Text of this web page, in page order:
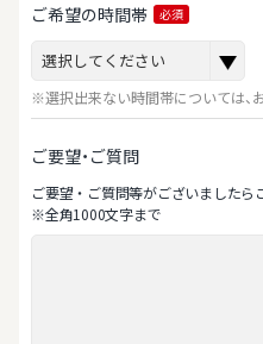
ご希望の時間帯 必須
※選択出来ない時間帯については、
ご要望・ご質問
ご要望‧ご質問等がございましたら
※全⾓1000⽂字まで